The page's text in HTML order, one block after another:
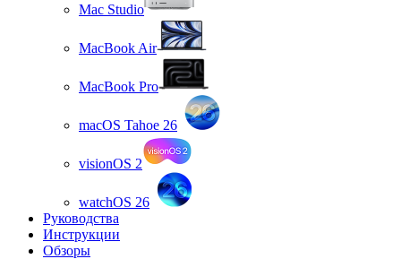
Mac Studio
MacBook Air
MacBook Pro
macOS Tahoe 26
visionOS 2
watchOS 26
Руководства
Инструкции
Обзоры